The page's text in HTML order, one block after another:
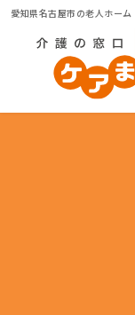
愛知県名古屋市の老人ホー